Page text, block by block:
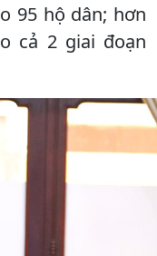
95 hộ dân; hơn
cả 2 giai đoạn